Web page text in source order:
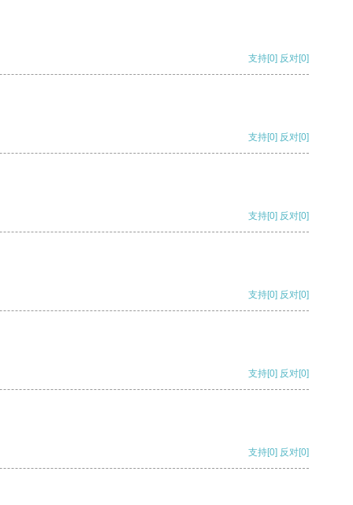
支持[0] 反对[0]
支持[0] 反对[0]
支持[0] 反对[0]
支持[0] 反对[0]
支持[0] 反对[0]
支持[0] 反对[0]